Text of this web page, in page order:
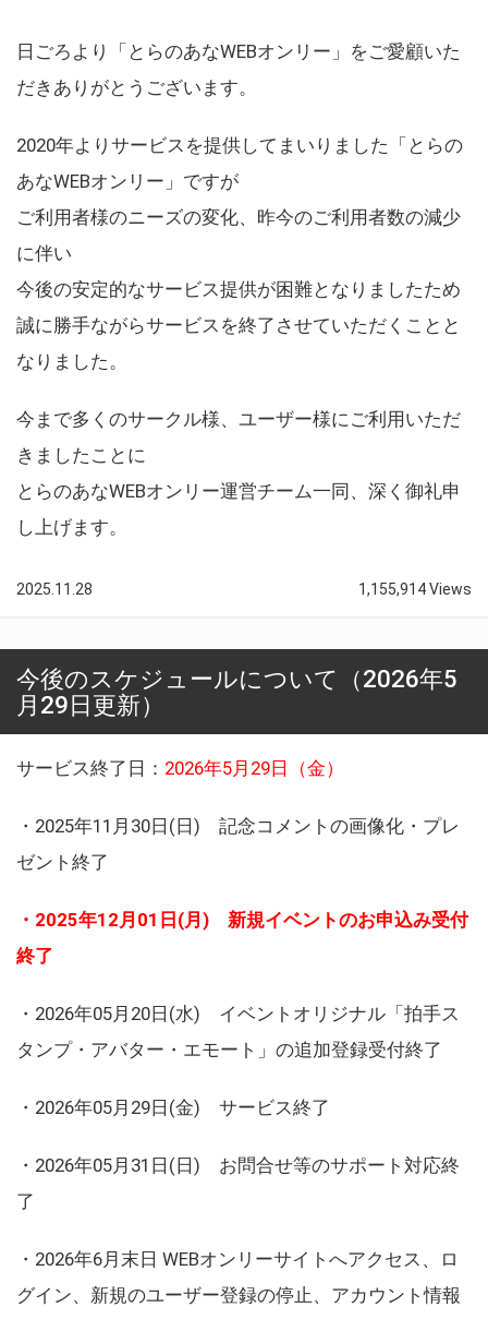
日ごろより「とらのあなWEBオンリー」をご愛顧いた
だきありがとうございます。
2020年よりサービスを提供してまいりました「とらの
あなWEBオンリー」ですが
ご利用者様のニーズの変化、昨今のご利用者数の減少
に伴い
今後の安定的なサービス提供が困難となりましたため
誠に勝手ながらサービスを終了させていただくことと
なりました。
今まで多くのサークル様、ユーザー様にご利用いただ
きましたことに
とらのあなWEBオンリー運営チーム一同、深く御礼申
し上げます。
2025.11.28 1,155,914 Views
今後のスケジュールについて（2026年5
月29日更新）
サービス終了日： 2026年5月29日（金）
・2025年11月30日(日) 記念コメントの画像化・プレ
ゼント終了
・2025年12月01日(月) 新規イベントのお申込み受付
終了
・2026年05月20日(水) イベントオリジナル「拍手ス
タンプ・アバター・エモート」の追加登録受付終了
・2026年05月29日(金) サービス終了
・2026年05月31日(日) お問合せ等のサポート対応終
了
・2026年6月末日 WEBオンリーサイトへアクセス、ロ
グイン、新規のユーザー登録の停止、アカウント情報